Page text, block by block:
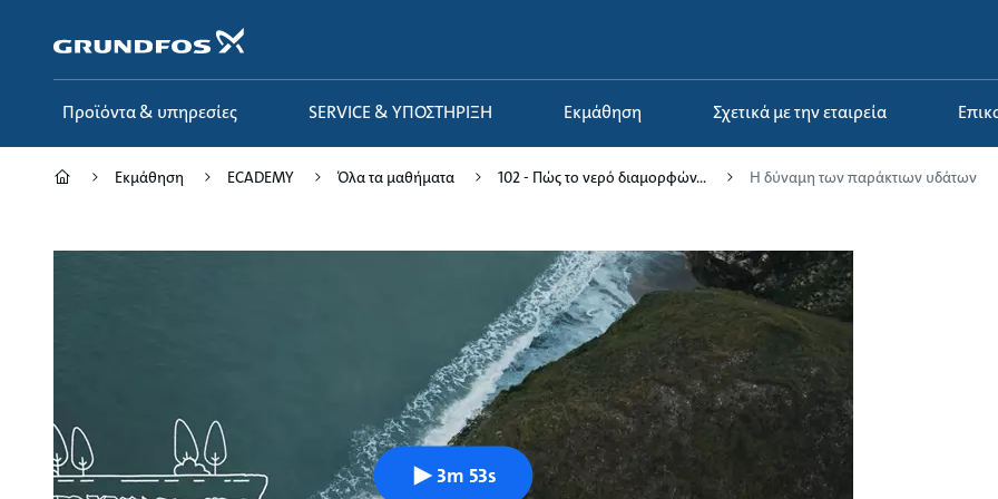
περιεχόμενο
Προϊόντα & υπηρεσίες SERVICE & ΥΠΟΣΤΗΡΙΞΗ Εκμάθηση Σχετικά με την εταιρεία
Εκμάθηση ECADEMY Όλα τα μαθήματα 102 - Πώς το νερό διαμορφών... Η δύναμη των παράκτιων υδάτων
3m 53s